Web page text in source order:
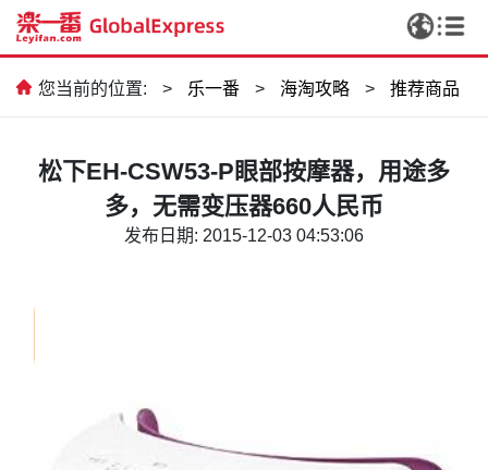
您当前的位置: > 乐一番 > 海淘攻略 > 推荐商品
松下EH-CSW53-P眼部按摩器，用途多
多，无需变压器660人民币
发布日期: 2015-12-03 04:53:06